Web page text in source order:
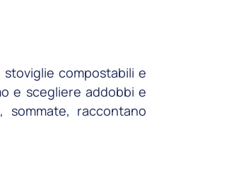
compostabili e
e scegliere addobbi e
raccontano